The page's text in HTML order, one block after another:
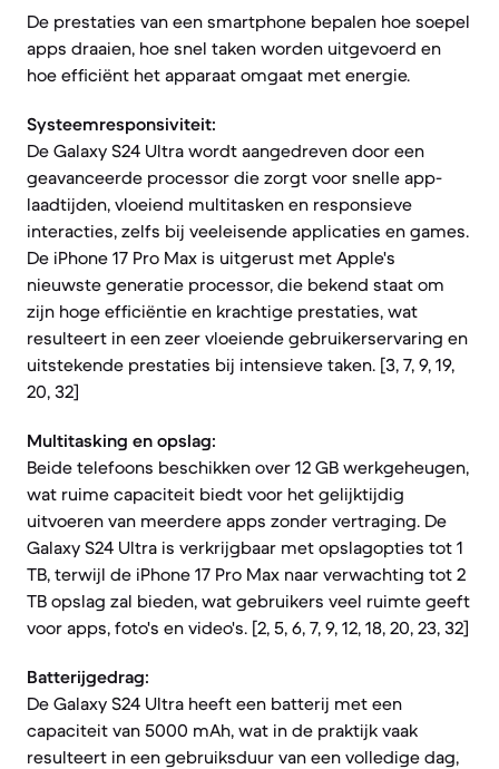
De prestaties van een smartphone bepalen hoe soepel
apps draaien, hoe snel taken worden uitgevoerd en
hoe efficiënt het apparaat omgaat met energie.
Systeemresponsiviteit:
De Galaxy S24 Ultra wordt aangedreven door een
geavanceerde processor die zorgt voor snelle app-
laadtijden, vloeiend multitasken en responsieve
interacties, zelfs bij veeleisende applicaties en games.
De iPhone 17 Pro Max is uitgerust met Apple's
nieuwste generatie processor, die bekend staat om
zijn hoge efficiëntie en krachtige prestaties, wat
resulteert in een zeer vloeiende gebruikerservaring en
uitstekende prestaties bij intensieve taken. [3, 7, 9, 19,
20, 32]
Multitasking en opslag:
Beide telefoons beschikken over 12 GB werkgeheugen,
wat ruime capaciteit biedt voor het gelijktijdig
uitvoeren van meerdere apps zonder vertraging. De
Galaxy S24 Ultra is verkrijgbaar met opslagopties tot 1
TB, terwijl de iPhone 17 Pro Max naar verwachting tot 2
TB opslag zal bieden, wat gebruikers veel ruimte geeft
voor apps, foto's en video's. [2, 5, 6, 7, 9, 12, 18, 20, 23, 32]
Batterijgedrag:
De Galaxy S24 Ultra heeft een batterij met een
capaciteit van 5000 mAh, wat in de praktijk vaak
resulteert in een gebruiksduur van een volledige dag,